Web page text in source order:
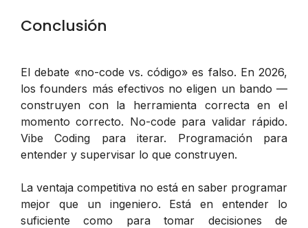
Conclusión
El debate «no-code vs. código» es falso. En 2026,
los founders más efectivos no eligen un bando —
construyen con la herramienta correcta en el
momento correcto. No-code para validar rápido.
Vibe Coding para iterar. Programación para
entender y supervisar lo que construyen.
La ventaja competitiva no está en saber programar
mejor que un ingeniero. Está en entender lo
suficiente como para tomar decisiones de